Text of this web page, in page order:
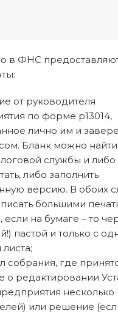
в ФНС
от руководителя
по форме р13014,
лично им и
Бланк можно
службы и либо
либо заполнить
версию. В обоих
писать большими
если на бумаге – то
пастой и только с
собрания, где
о редактировании
несколько
или решение